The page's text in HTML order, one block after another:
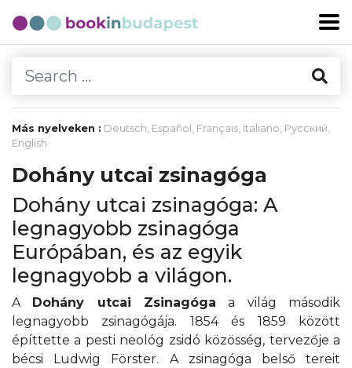
Más nyelveken : Deutsch, Español , Français, Italiano, Русский,
English
Dohány utcai zsinagóga
Dohány utcai zsinagóga: A
legnagyobb zsinagóga
Európában, és az egyik
legnagyobb a világon.
A Dohány utcai Zsinagóga a világ második
legnagyobb zsinagógája. 1854 és 1859 között
építtette a pesti neológ zsidó közösség, tervezője a
bécsi Ludwig Förster. A zsinagóga belső tereit